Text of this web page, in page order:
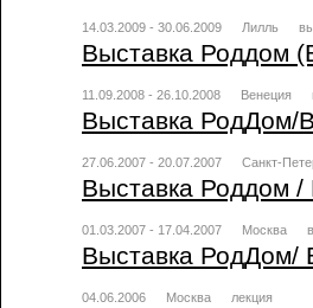
14.03.2009 - 30.06.2009 Лилль
Выставка Роддом
11.09.2008 - 26.10.2008 Венеция
Выставка РодДом/
27.06.2007 - 20.07.2007 Санкт-
Выставка Роддом /
01.03.2007 - 17.04.2007 Москва
Выставка РодДом/
04.06.2006 Москва лекция